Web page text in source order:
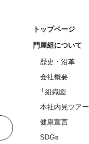
トップページ
門屋組について
歴史・沿革
会社概要
└組織図
本社内見ツアー
健康宣言
SDGs